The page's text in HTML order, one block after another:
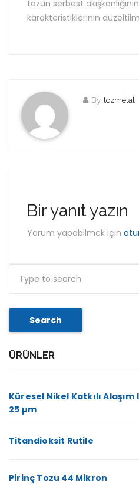
tozun serbest
karakteristiklerinin
By tozmetal
Bir yanıt yazın
Yorum yapabilmek için
Search
ÜRÜNLER
Küresel Nikel Katkılı
25 µm
Titandioksit Rutile
Pirinç Tozu 44 Mikron